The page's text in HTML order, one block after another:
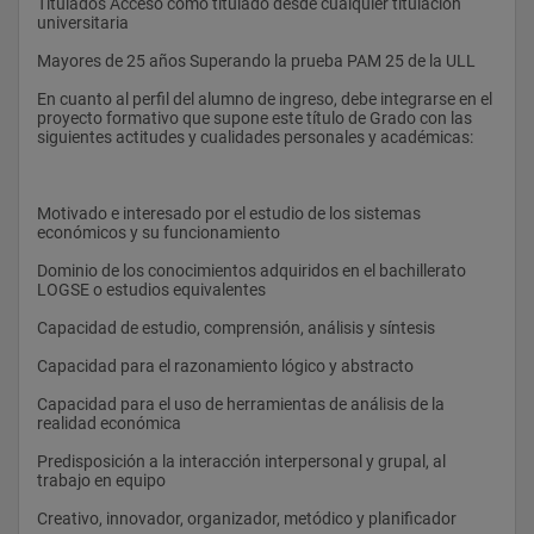
su caso, cumpliendo con la normativa profesional y colegial
Con carácter general, además, hay que señalar que el título de
Grado de Economía se ha diseñado ajustándose a las
(CONFEDE), con el patrocinio de la ANECA, y en cuya
elaboración participó también la Facultad de Ciencias
Objetivos Generales del Grado de Economía
profesionales capaces de desempeñar labores de gestión,
asesoramiento y evaluación en los asuntos económicos en
privado o en el público, en la empresa o en cualquier otra
Prácticas Empresa (12 ECTS
Estructura Económica de España   Ob   EA
CUARTO CURSO
Asignaturas   Tipo    Dpto    Asignaturas   Tipo  Dpto
Ob   EIEE
Análisis de Series Temporales Económicas   Ob   EIEE
Optativas (12 ECTS)
Técnicas de investigación en Economía
Prácticas externas
Las prácticas externas son una materia obligatoria y cuentan
con 12 ECTS. Las prácticas se realizarán en el segundo
universitaria
Mayores de 25 años Superando la prueba PAM 25 de la ULL
En cuanto al perfil del alumno de ingreso, debe integrarse en el
proyecto formativo que supone este título de Grado con las
siguientes actitudes y cualidades personales y académicas:
Motivado e interesado por el estudio de los sistemas
económicos y su funcionamiento
Dominio de los conocimientos adquiridos en el bachillerato
LOGSE o estudios equivalentes
Capacidad de estudio, comprensión, análisis y síntesis
Capacidad para el razonamiento lógico y abstracto
Capacidad para el uso de herramientas de análisis de la
realidad económica
Predisposición a la interacción interpersonal y grupal, al
trabajo en equipo
Creativo, innovador, organizador, metódico y planificador